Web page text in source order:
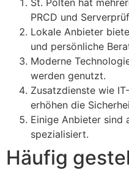
St. Pölten hat
PRCD und
Lokale Anbieter
und persönliche
Moderne
werden genutzt.
Zusatzdienste wie
erhöhen die
Einige Anbieter sind
spezialisiert.
Häufig